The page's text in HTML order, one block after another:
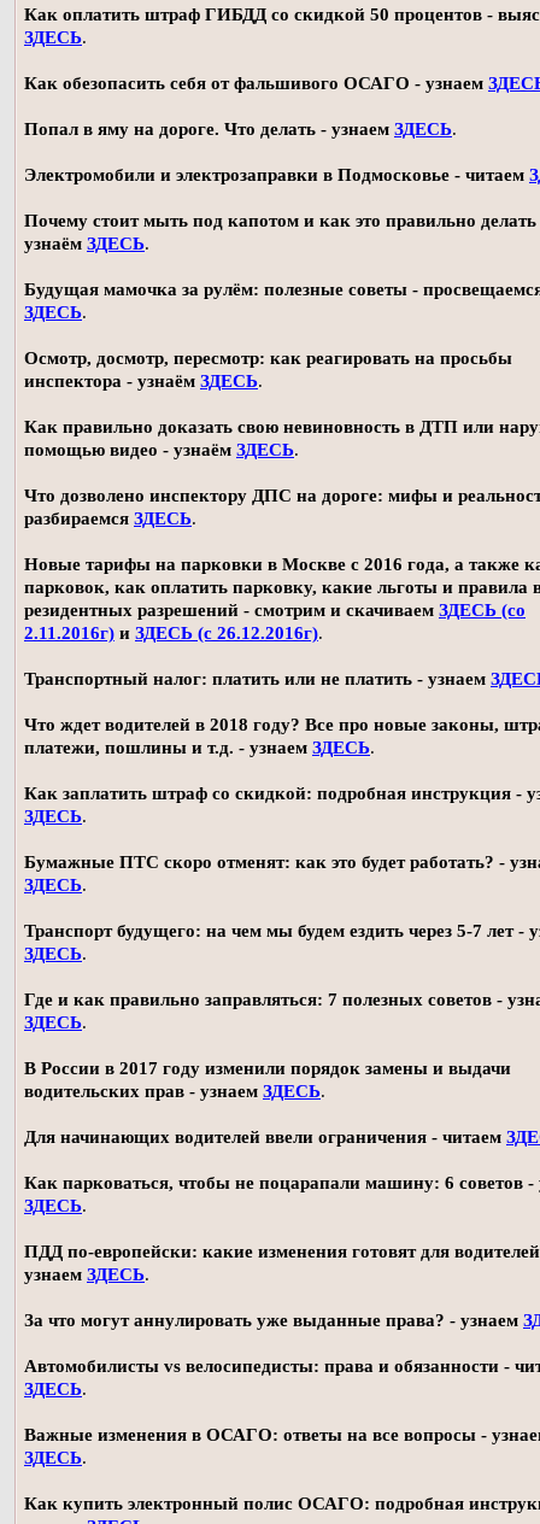
Как оплатить штраф ГИБДД со скидкой 50 процентов -
ЗДЕСЬ.
Как обезопасить себя от фальшивого ОСАГО - узнаем
Попал в яму на дороге. Что делать - узнаем ЗДЕСЬ.
Электромобили и электрозаправки в Подмосковье - читаем
Почему стоит мыть под капотом и как это правильно делать
узнаём ЗДЕСЬ.
Будущая мамочка за рулём: полезные советы -
ЗДЕСЬ.
Осмотр, досмотр, пересмотр: как реагировать на просьбы
инспектора - узнаём ЗДЕСЬ.
Как правильно доказать свою невиновность в ДТП или
помощью видео - узнаём ЗДЕСЬ.
Что дозволено инспектору ДПС на дороге: мифы и
разбираемся ЗДЕСЬ.
Новые тарифы на парковки в Москве с 2016 года, а также
парковок, как оплатить парковку, какие льготы и правила
резидентных разрешений - смотрим и скачиваем ЗДЕСЬ (со
2.11.2016г) и ЗДЕСЬ (с 26.12.2016г).
Транспортный налог: платить или не платить - узнаем
Что ждет водителей в 2018 году? Все про новые законы,
платежи, пошлины и т.д. - узнаем ЗДЕСЬ.
Как заплатить штраф со скидкой: подробная инструкция -
ЗДЕСЬ.
Бумажные ПТС скоро отменят: как это будет работать? -
ЗДЕСЬ.
Транспорт будущего: на чем мы будем ездить через 5-7 лет -
ЗДЕСЬ.
Где и как правильно заправляться: 7 полезных советов -
ЗДЕСЬ.
В России в 2017 году изменили порядок замены и выдачи
водительских прав - узнаем ЗДЕСЬ.
Для начинающих водителей ввели ограничения - читаем
Как парковаться, чтобы не поцарапали машину: 6 советов -
ЗДЕСЬ.
ПДД по-европейски: какие изменения готовят для
узнаем ЗДЕСЬ.
За что могут аннулировать уже выданные права? - узнаем
Автомобилисты vs велосипедисты: права и обязанности -
ЗДЕСЬ.
Важные изменения в ОСАГО: ответы на все вопросы -
ЗДЕСЬ.
Как купить электронный полис ОСАГО: подробная